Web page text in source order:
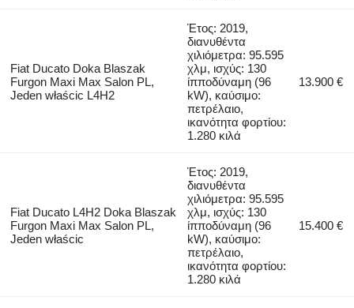
Fiat Ducato Doka Blaszak
Furgon Maxi Max Salon PL,
Jeden właścic L4H2
Έτος: 2019,
διανυθέντα
χιλιόμετρα: 95.595
χλμ, ισχύς: 130
ίπποδύναμη (96
kW), καύσιμο:
πετρέλαιο,
ικανότητα φορτίου:
1.280 κιλά
13.900 €
Fiat Ducato L4H2 Doka Blaszak
Furgon Maxi Max Salon PL,
Jeden właścic
Έτος: 2019,
διανυθέντα
χιλιόμετρα: 95.595
χλμ, ισχύς: 130
ίπποδύναμη (96
kW), καύσιμο:
πετρέλαιο,
ικανότητα φορτίου:
1.280 κιλά
15.400 €